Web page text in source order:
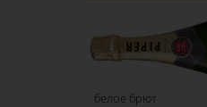
белое брют